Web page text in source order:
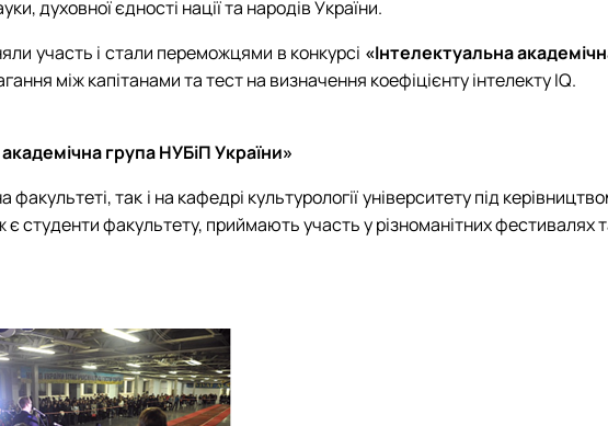
духовної єдності нації та народів України.
участь і стали переможцями в конкурсі «Інтелектуальна
між капітанами та тест на визначення коефіцієнту інтелекту IQ.
група НУБіП України»
так і на кафедрі культурології університету під
є студенти факультету, приймають участь у різноманітних фестивалях